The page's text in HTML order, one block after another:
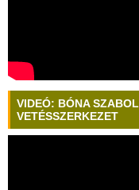
VIDEÓ: BÓNA
VETÉSSZERKEZET